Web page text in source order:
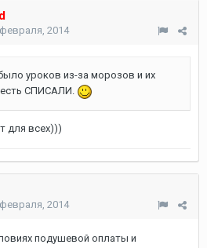
2014
уроков из-за морозов и их
есть СПИСАЛИ.
для всех)))
2014
подушевой оплаты и